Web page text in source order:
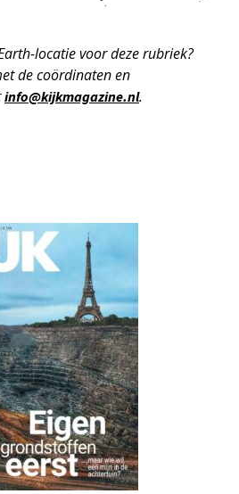
locatie voor deze rubriek?
de coördinaten en
info@kijkmagazine.nl.